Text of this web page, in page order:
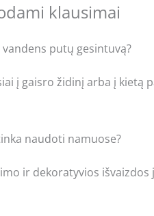
klausimai
putų gesintuvą?
į gaisro židinį arba į kietą
naudoti namuose?
ir dekoratyvios